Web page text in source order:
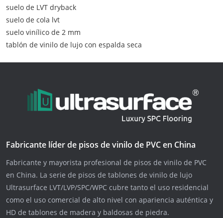
suelo de LVT dryback
suelo de cola lvt
suelo vinílico de 2 mm
tablón de vinilo de lujo con espalda seca
Fabricante líder de pisos de vinilo de PVC en China
Fabricante y mayorista profesional de pisos de vinilo de PVC
en China. La serie de pisos de tablones de vinilo de lujo
Ultrasurface LVT/LVP/SPC/WPC cubre tanto el uso residencial
como el uso comercial de alto nivel con apariencia auténtica y
HD de tablones de madera y baldosas de piedra.